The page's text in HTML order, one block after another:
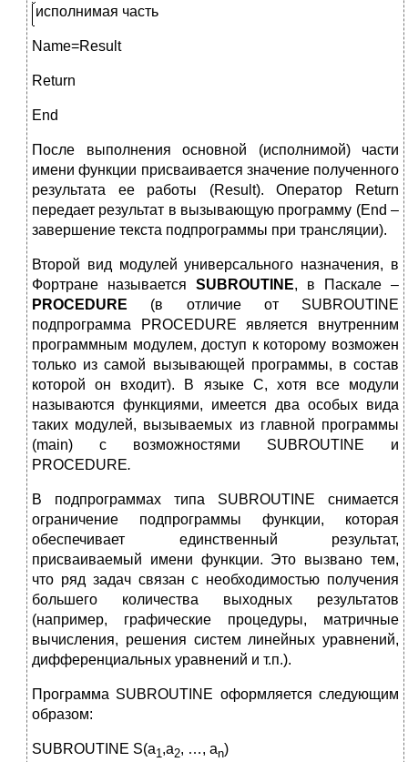
исполнимая часть
Name=Result
Return
End
После выполнения основной (исполнимой) части
имени функции присваивается значение полученного
результата ее работы (Result). Оператор Return
передает результат в вызывающую программу (End –
завершение текста подпрограммы при трансляции).
Второй вид модулей универсального назначения, в
Фортране называется SUBROUTINE, в Паскале –
PROCEDURE (в отличие от SUBROUTINE
подпрограмма PROCEDURE является внутренним
программным модулем, доступ к которому возможен
только из самой вызывающей программы, в состав
которой он входит). В языке С, хотя все модули
называются функциями, имеется два особых вида
таких модулей, вызываемых из главной программы
(main) с возможностями SUBROUTINE и
PROCEDURE.
В подпрограммах типа SUBROUTINE снимается
ограничение подпрограммы функции, которая
обеспечивает единственный результат,
присваиваемый имени функции. Это вызвано тем,
что ряд задач связан с необходимостью получения
большего количества выходных результатов
(например, графические процедуры, матричные
вычисления, решения систем линейных уравнений,
дифференциальных уравнений и т.п.).
Программа SUBROUTINE оформляется следующим
образом:
SUBROUTINE S(a1,a2, …, an)